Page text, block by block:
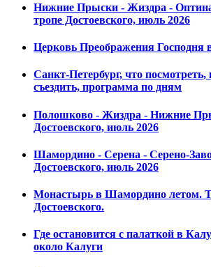
Нижние Прыски - Жиздра -
тропе Достоевского, июль 2026
Церковь Преображения
Санкт-Петербург, что
съездить, программа по дням
Полошково - Жиздра - Нижние
Достоевского, июль 2026
Шамордино - Серена - Серено-
Достоевского, июль 2026
Монастырь в Шамордино летом.
Достоевского.
Где остановится с палаткой в
около Калуги